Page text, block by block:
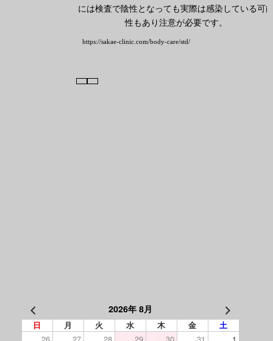
には検査で陰性となっても実際は感染している可
性もあり注意が必要です。
https://sakae-clinic.com/body-care/std/
2026年 8月
日 月 火 水 木 金 土